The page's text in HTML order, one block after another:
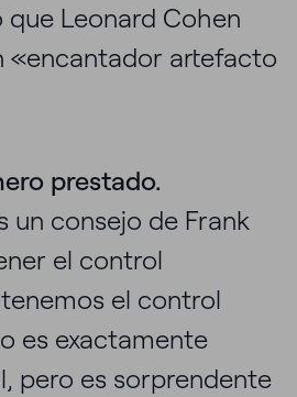
Leonard Cohen
«encantador artefacto
prestado.
un consejo de Frank
el control
el control
es exactamente
pero es sorprendente